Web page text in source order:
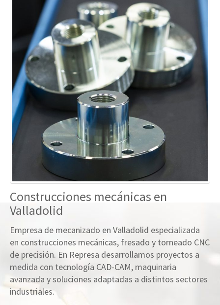
Construcciones mecánicas en
Valladolid
Empresa de mecanizado en Valladolid especializada
en construcciones mecánicas, fresado y torneado CNC
de precisión. En Represa desarrollamos proyectos a
medida con tecnología CAD-CAM, maquinaria
avanzada y soluciones adaptadas a distintos sectores
industriales.